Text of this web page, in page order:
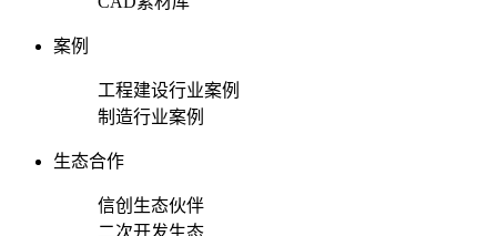
案例
工程建设行业案例
制造行业案例
生态合作
信创生态伙伴
二次开发生态